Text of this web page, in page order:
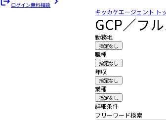
ログイン無料相談
キッカケエージェント ト
GCP／フ
勤務地
指定なし
職種
指定なし
年収
指定なし
業種
指定なし
詳細条件
フリーワード検索